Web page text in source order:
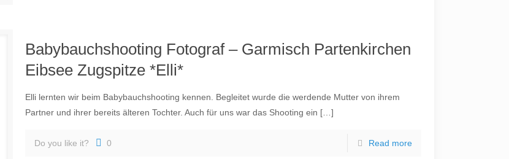
Babybauchshooting Fotograf – Garmisch Partenkirchen
Eibsee Zugspitze *Elli*
Elli lernten wir beim Babybauchshooting kennen. Begleitet wurde die werdende Mutter von ihrem
Partner und ihrer bereits älteren Tochter. Auch für uns war das Shooting ein […]
Do you like it? 0 Read more